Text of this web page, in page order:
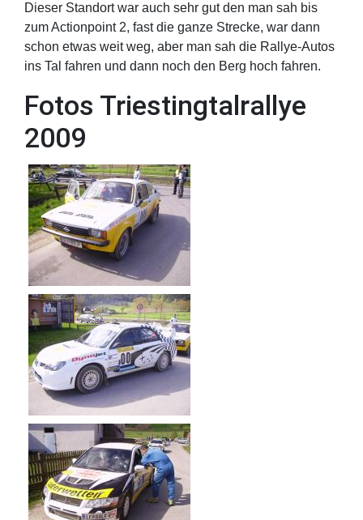
Dieser Standort war auch sehr gut den man sah bis
zum Actionpoint 2, fast die ganze Strecke, war dann
schon etwas weit weg, aber man sah die Rallye-Autos
ins Tal fahren und dann noch den Berg hoch fahren.
Fotos Triestingtalrallye
2009